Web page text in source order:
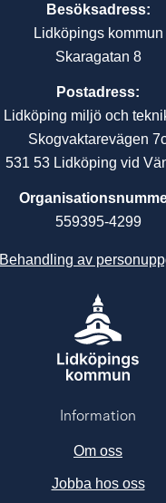
Besöksadress:
Lidköpings kommun
Skaragatan 8
Postadress:
Lidköping miljö och
Skogvaktarevägen
531 53 Lidköping vid
559395-4299
Behandling av
Information
Om oss
Jobba hos oss